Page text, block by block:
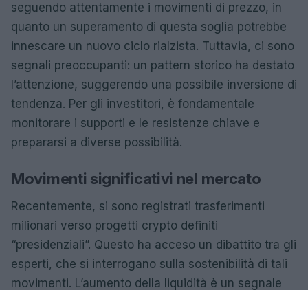
seguendo attentamente i movimenti di prezzo, in
quanto un superamento di questa soglia potrebbe
innescare un nuovo ciclo rialzista. Tuttavia, ci sono
segnali preoccupanti: un pattern storico ha destato
l’attenzione, suggerendo una possibile inversione di
tendenza. Per gli investitori, è fondamentale
monitorare i supporti e le resistenze chiave e
prepararsi a diverse possibilità.
Movimenti significativi nel mercato
Recentemente, si sono registrati trasferimenti
milionari verso progetti crypto definiti
“presidenziali”. Questo ha acceso un dibattito tra gli
esperti, che si interrogano sulla sostenibilità di tali
movimenti. L’aumento della liquidità è un segnale